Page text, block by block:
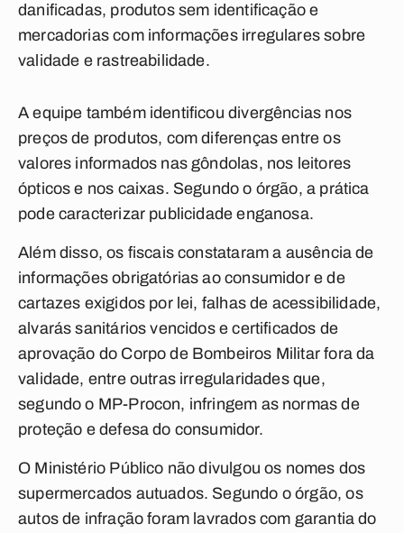
danificadas, produtos sem identificação e
mercadorias com informações irregulares sobre
validade e rastreabilidade.
A equipe também identificou divergências nos
preços de produtos, com diferenças entre os
valores informados nas gôndolas, nos leitores
ópticos e nos caixas. Segundo o órgão, a prática
pode caracterizar publicidade enganosa.
Além disso, os fiscais constataram a ausência de
informações obrigatórias ao consumidor e de
cartazes exigidos por lei, falhas de acessibilidade,
alvarás sanitários vencidos e certificados de
aprovação do Corpo de Bombeiros Militar fora da
validade, entre outras irregularidades que,
segundo o MP-Procon, infringem as normas de
proteção e defesa do consumidor.
O Ministério Público não divulgou os nomes dos
supermercados autuados. Segundo o órgão, os
autos de infração foram lavrados com garantia do